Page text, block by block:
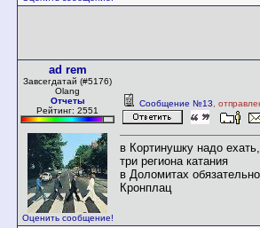
ad rem
Завсегдатай (#5176)
Olang
Отчеты
Рейтинг: 2551
Оценить сообщение!
Сообщение №13 ,
в Кортинушку надо
три региона катания
в Доломитах
Кронплац